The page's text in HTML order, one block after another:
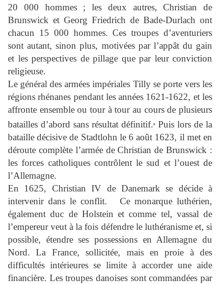
20 000 hommes ; les deux autres, Christian de
Brunswick et Georg Friedrich de Bade-Durlach ont
chacun 15 000 hommes. Ces troupes d’aventuriers
sont autant, sinon plus, motivées par l’appât du gain
et les perspectives de pillage que par leur conviction
religieuse.
Le général des armées impériales Tilly se porte vers les
régions rhénanes pendant les années 1621-1622, et les
affronte ensemble ou tour à tour au cours de plusieurs
batailles d’abord sans résultat définitif.. Puis lors de la
bataille décisive de Stadtlohn le 6 août 1623, il met en
déroute complète l’armée de Christian de Brunswick :
les forces catholiques contrôlent le sud et l’ouest de
l’Allemagne.
En 1625, Christian IV de Danemark se décide à
intervenir dans le conflit.
Ce monarque luthérien,
également duc de Holstein et comme tel, vassal de
l’empereur veut à la fois défendre le luthéranisme et, si
possible, étendre ses possessions en Allemagne du
Nord. La France, sollicitée, mais en proie à des
difficultés intérieures se limite à accorder une aide
financière. Les troupes danoises sont commandées par